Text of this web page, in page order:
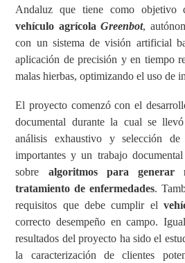
Andaluz que tiene como objetivo
vehículo agrícolaGreenbot,
con un sistema de visión artificial
aplicación de precisión y en tiempo
malas hierbas, optimizando el uso de
El proyecto comenzó con el
documental durante la cual se
análisis exhaustivo y selección
importantes y un trabajo
sobre algoritmos para generar
tratamiento de enfermedades.
requisitos que debe cumplir el
correcto desempeño en campo.
resultados del proyecto ha sido el
la caracterización de clientes